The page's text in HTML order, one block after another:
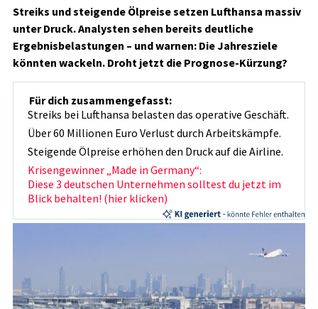
Streiks und steigende Ölpreise setzen Lufthansa massiv
unter Druck. Analysten sehen bereits deutliche
Ergebnisbelastungen – und warnen: Die Jahresziele
könnten wackeln. Droht jetzt die Prognose-Kürzung?
Für dich zusammengefasst:
Streiks bei Lufthansa belasten das operative Geschäft.
Über 60 Millionen Euro Verlust durch Arbeitskämpfe.
Steigende Ölpreise erhöhen den Druck auf die Airline.
Krisengewinner „Made in Germany“:
Diese 3 deutschen Unternehmen solltest du jetzt im
Blick behalten! (hier klicken)